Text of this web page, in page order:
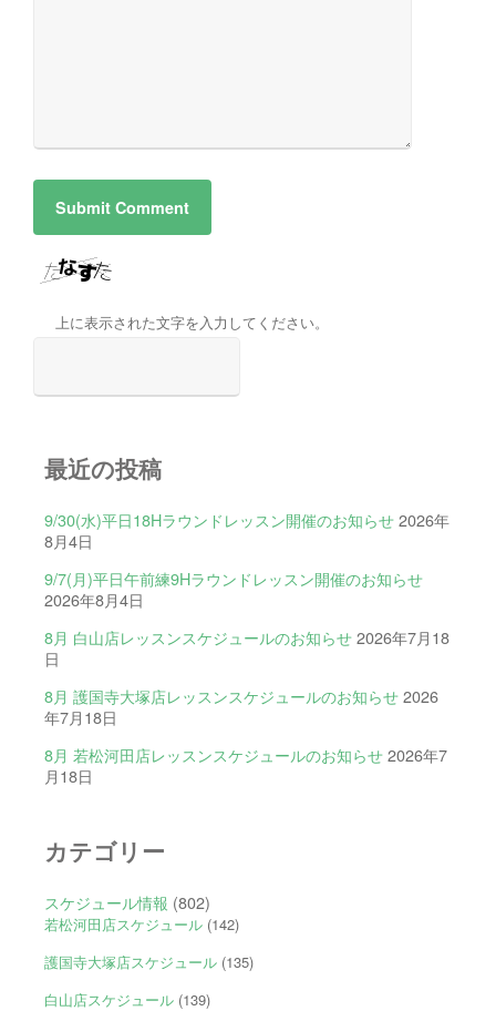
上に表示された文字を入力してください。
最近の投稿
9/30(水)平日18Hラウンドレッスン開催のお知らせ 2026年
8月4日
9/7(月)平日午前練9Hラウンドレッスン開催のお知らせ
2026年8月4日
8月 白山店レッスンスケジュールのお知らせ 2026年7月18
日
8月 護国寺大塚店レッスンスケジュールのお知らせ 2026
年7月18日
8月 若松河田店レッスンスケジュールのお知らせ 2026年7
月18日
カテゴリー
スケジュール情報 (802)
若松河田店スケジュール(142)
護国寺大塚店スケジュール(135)
白山店スケジュール(139)